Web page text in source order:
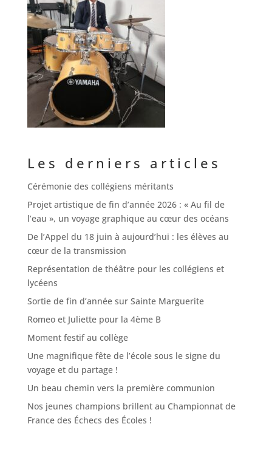
Les derniers articles
Cérémonie des collégiens méritants
Projet artistique de fin d’année 2026 : « Au fil de
l’eau », un voyage graphique au cœur des océans
De l’Appel du 18 juin à aujourd’hui : les élèves au
cœur de la transmission
Représentation de théâtre pour les collégiens et
lycéens
Sortie de fin d’année sur Sainte Marguerite
Romeo et Juliette pour la 4ème B
Moment festif au collège
Une magnifique fête de l’école sous le signe du
voyage et du partage !
Un beau chemin vers la première communion
Nos jeunes champions brillent au Championnat de
France des Échecs des Écoles !